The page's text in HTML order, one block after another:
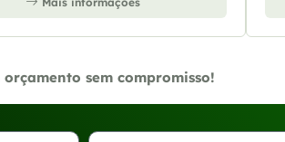
sem compromisso!